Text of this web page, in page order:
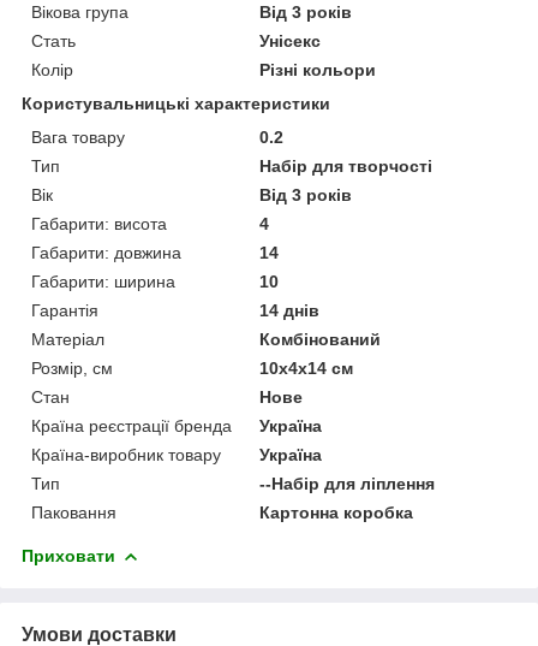
Вікова група
Від 3 років
Стать
Унісекс
Колір
Різні кольори
Користувальницькі характеристики
Вага товару
0.2
Тип
Набір для творчості
Вік
Від 3 років
Габарити: висота
4
Габарити: довжина
14
Габарити: ширина
10
Гарантія
14 днів
Матеріал
Комбінований
Розмір, см
10х4х14 см
Стан
Нове
Країна реєстрації бренда
Україна
Країна-виробник товару
Україна
Тип
--Набір для ліплення
Паковання
Картонна коробка
Приховати
Умови доставки